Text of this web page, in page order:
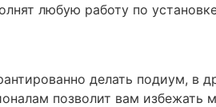
любую работу по
делать подиум, в
позволит вам избежать